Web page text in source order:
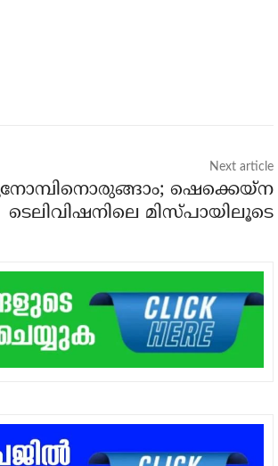
Next article
ഷെക്കെയ്‌ന
ടെലിവിഷനിലെ മിസ്പായിലൂടെ